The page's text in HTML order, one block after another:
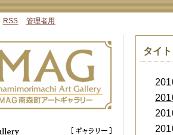
RSS 管理者用
タイ